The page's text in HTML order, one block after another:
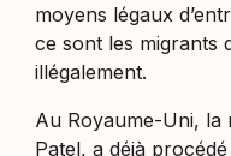
moyens légaux
ce sont les migrants
illégalement.
Au Royaume-Uni, la
Patel, a déjà